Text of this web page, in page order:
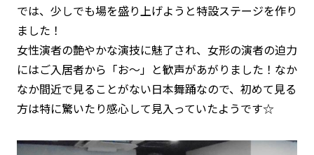
では、少しでも場を盛り上げようと特設ステージを作り
ました！
女性演者の艶やかな演技に魅了され、女形の演者の迫力
にはご入居者から「お～」と歓声があがりました！なか
なか間近で見ることがない日本舞踊なので、初めて見る
方は特に驚いたり感心して見入っていたようです☆